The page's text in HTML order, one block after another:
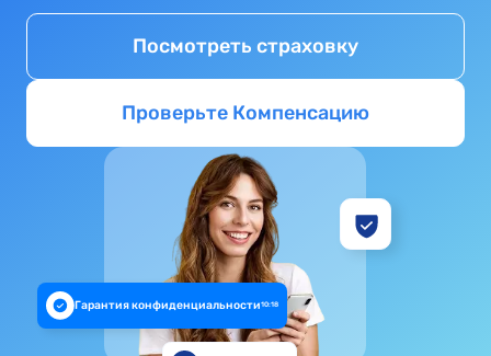
Посмотреть страховку
Проверьте Компенсацию
Гарантия конфиденциальности10:18